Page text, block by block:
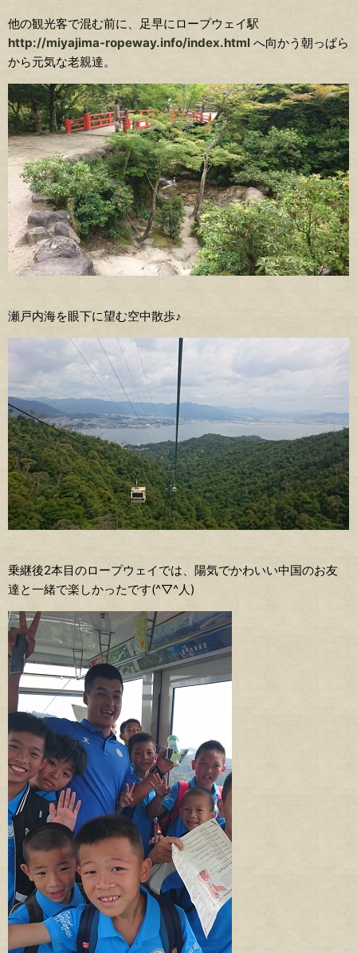
他の観光客で混む前に、足早にロープウェイ駅
http://miyajima-ropeway.info/index.html へ向かう朝っぱら
から元気な老親達。
瀬戸内海を眼下に望む空中散歩♪
乗継後2本目のロープウェイでは、陽気でかわいい中国のお友
達と一緒で楽しかったです(^▽^人)